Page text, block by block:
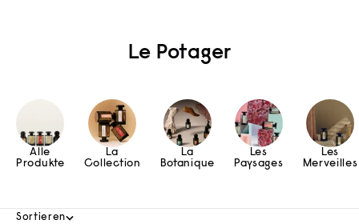
Le Potager
Alle
Produkte
La
Collection
La
Botanique
Les
Paysages
Les
Merveilles
Sortieren